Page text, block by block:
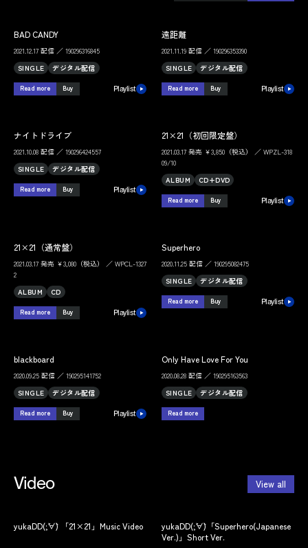
BAD CANDY
2021.12.17 配信 ／ 190296316845
SINGLE
デジタル配信
Read more Buy Playlist
遠距離
2021.11.19 配信 ／ 190296353390
SINGLE
デジタル配信
Read more Buy Playlist
ナイトドライブ
2021.10.08 配信 ／ 190296424557
SINGLE
デジタル配信
Read more Buy Playlist
21×21（初回限定盤）
2021.03.17 発売 ￥3,850（税込） ／ WPZL-318
09/10
ALBUM
CD+DVD
Read more Buy Playlist
21×21（通常盤）
2021.03.17 発売 ￥3,080（税込） ／ WPCL-1327
2
ALBUM
CD
Read more Buy Playlist
Superhero
2020.11.25 配信 ／ 190295082475
SINGLE
デジタル配信
Read more Buy Playlist
blackboard
2020.09.25 配信 ／ 190295141752
SINGLE
デジタル配信
Read more Buy Playlist
Only Have Love For You
2020.08.28 配信 ／ 190295163563
SINGLE
デジタル配信
Read more
Video View all
yukaDD(;´∀`) 「21×21」Music Video
yukaDD(;´∀`)「Superhero(Japanese
Ver.)」Short Ver.